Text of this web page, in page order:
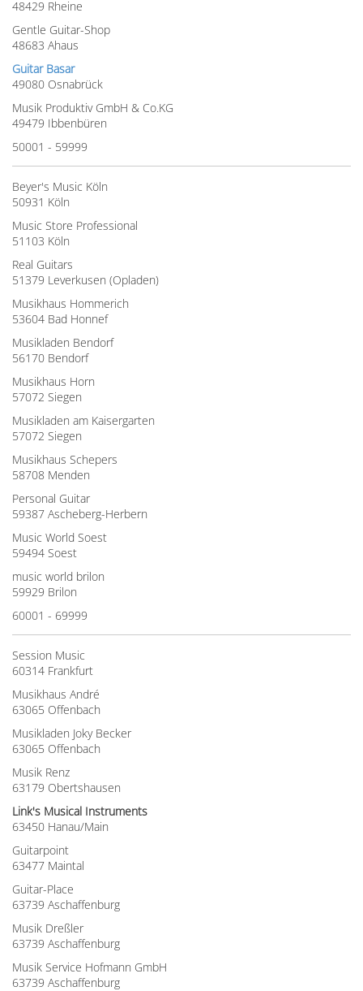
48429 Rheine
Gentle Guitar-Shop
48683 Ahaus
Guitar Basar
49080 Osnabrück
Musik Produktiv GmbH & Co.KG
49479 Ibbenbüren
50001 - 59999
Beyer's Music Köln
50931 Köln
Music Store Professional
51103 Köln
Real Guitars
51379 Leverkusen (Opladen)
Musikhaus Hommerich
53604 Bad Honnef
Musikladen Bendorf
56170 Bendorf
Musikhaus Horn
57072 Siegen
Musikladen am Kaisergarten
57072 Siegen
Musikhaus Schepers
58708 Menden
Personal Guitar
59387 Ascheberg-Herbern
Music World Soest
59494 Soest
music world brilon
59929 Brilon
60001 - 69999
Session Music
60314 Frankfurt
Musikhaus André
63065 Offenbach
Musikladen Joky Becker
63065 Offenbach
Musik Renz
63179 Obertshausen
Link's Musical Instruments
63450 Hanau/Main
Guitarpoint
63477 Maintal
Guitar-Place
63739 Aschaffenburg
Musik Dreßler
63739 Aschaffenburg
Musik Service Hofmann GmbH
63739 Aschaffenburg